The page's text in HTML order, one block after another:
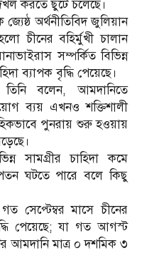
করতে ছুটে চলেছে।
অর্থনীতিবিদ জুলিয়ান
চীনের বহির্মুখী চালান
সম্পর্কিত বিভিন্ন
ব্যাপক বৃদ্ধি পেয়েছে।
তিনি বলেন, আমদানিতে
ব্যয় এখনও শক্তিশালী
পুনরায় শুরু হওয়ায়
সামগ্রীর চাহিদা কমে
ঘটতে পারে বলে কিছু
সেপ্টেম্বর মাসে চীনের
পেয়েছে; যা গত আগস্ট
আমদানি মাত্র ০ দশমিক ৩